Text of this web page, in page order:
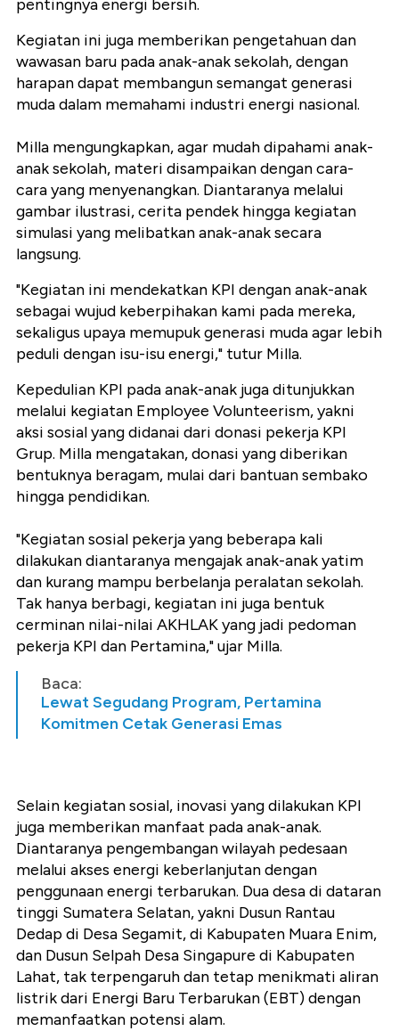
pentingnya energi bersih.
Kegiatan ini juga memberikan pengetahuan dan
wawasan baru pada anak-anak sekolah, dengan
harapan dapat membangun semangat generasi
muda dalam memahami industri energi nasional.
Milla mengungkapkan, agar mudah dipahami anak-
anak sekolah, materi disampaikan dengan cara-
cara yang menyenangkan. Diantaranya melalui
gambar ilustrasi, cerita pendek hingga kegiatan
simulasi yang melibatkan anak-anak secara
langsung.
"Kegiatan ini mendekatkan KPI dengan anak-anak
sebagai wujud keberpihakan kami pada mereka,
sekaligus upaya memupuk generasi muda agar lebih
peduli dengan isu-isu energi," tutur Milla.
Kepedulian KPI pada anak-anak juga ditunjukkan
melalui kegiatan Employee Volunteerism, yakni
aksi sosial yang didanai dari donasi pekerja KPI
Grup. Milla mengatakan, donasi yang diberikan
bentuknya beragam, mulai dari bantuan sembako
hingga pendidikan.
"Kegiatan sosial pekerja yang beberapa kali
dilakukan diantaranya mengajak anak-anak yatim
dan kurang mampu berbelanja peralatan sekolah.
Tak hanya berbagi, kegiatan ini juga bentuk
cerminan nilai-nilai AKHLAK yang jadi pedoman
pekerja KPI dan Pertamina," ujar Milla.
Baca:
Lewat Segudang Program, Pertamina
Komitmen Cetak Generasi Emas
Selain kegiatan sosial, inovasi yang dilakukan KPI
juga memberikan manfaat pada anak-anak.
Diantaranya pengembangan wilayah pedesaan
melalui akses energi keberlanjutan dengan
penggunaan energi terbarukan. Dua desa di dataran
tinggi Sumatera Selatan, yakni Dusun Rantau
Dedap di Desa Segamit, di Kabupaten Muara Enim,
dan Dusun Selpah Desa Singapure di Kabupaten
Lahat, tak terpengaruh dan tetap menikmati aliran
listrik dari Energi Baru Terbarukan (EBT) dengan
memanfaatkan potensi alam.